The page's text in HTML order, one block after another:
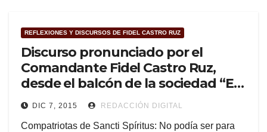
REFLEXIONES Y DISCURSOS DE FIDEL CASTRO RUZ
Discurso pronunciado por el
Comandante Fidel Castro Ruz,
desde el balcón de la sociedad “El
Progreso”, de Sancti Spiritus, Las
Villas, el 6 de enero de 1959
DIC 7, 2015 REDACCIÓN DIGITAL
Compatriotas de Sancti Spíritus: No podía ser para